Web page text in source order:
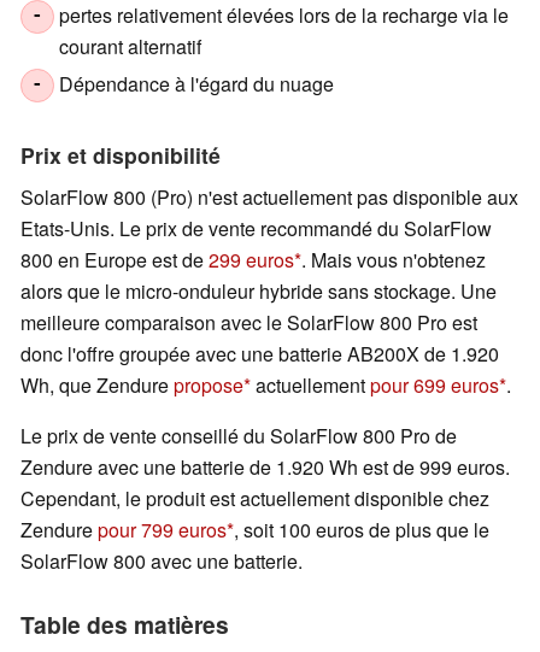
-
pertes relativement élevées lors de la recharge via le
courant alternatif
- Dépendance à l'égard du nuage
Prix et disponibilité
SolarFlow 800 (Pro) n'est actuellement pas disponible aux
Etats-Unis. Le prix de vente recommandé du SolarFlow
800 en Europe est de299 euros . Mais vous n'obtenez
alors que le micro-onduleur hybride sans stockage. Une
meilleure comparaison avec le SolarFlow 800 Pro est
donc l'offre groupée avec une batterie AB200X de 1.920
Wh, que Zendurepropose actuellementpour 699 euros .
Le prix de vente conseillé du SolarFlow 800 Pro de
Zendure avec une batterie de 1.920 Wh est de 999 euros.
Cependant, le produit est actuellement disponible chez
Zendurepour 799 euros , soit 100 euros de plus que le
SolarFlow 800 avec une batterie.
Table des matières